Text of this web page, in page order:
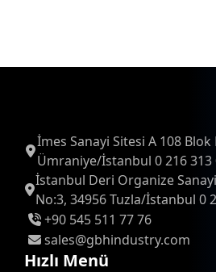
İmes Sanayi Sitesi A 108 Blok
Ümraniye/İstanbul 0 216 313
İstanbul Deri Organize
No:3, 34956 Tuzla/İstanbul 0
+90 545 511 77 76
sales@gbhindustry.com
Hızlı Menü